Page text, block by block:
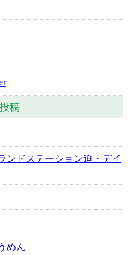
稿
ンドステーション迫・デイ
めん